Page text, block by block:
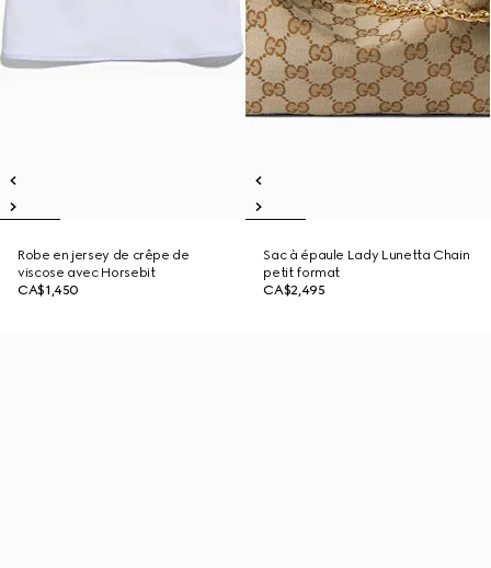
Robe en jersey de crêpe de
viscose avec Horsebit
CA$1,450
Sac à épaule Lady Lunetta Chain
petit format
CA$2,495